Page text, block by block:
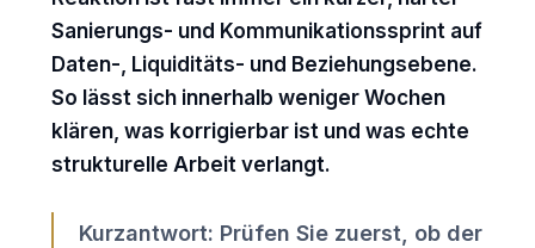
Sanierungs- und Kommunikationssprint auf
Daten-, Liquiditäts- und Beziehungsebene.
So lässt sich innerhalb weniger Wochen
klären, was korrigierbar ist und was echte
strukturelle Arbeit verlangt.
Kurzantwort: Prüfen Sie zuerst, ob der